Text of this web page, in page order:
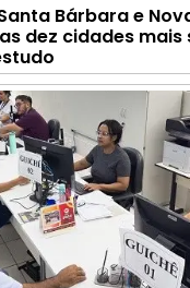
Bárbara e
dez cidades mais